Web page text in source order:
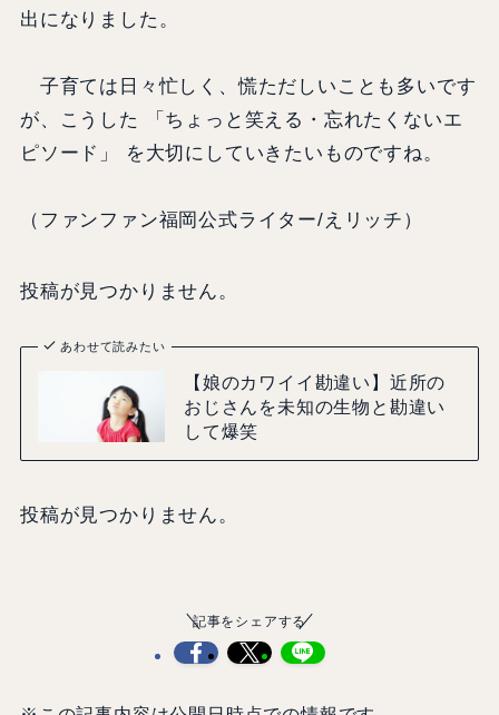
出になりました。
子育ては日々忙しく、慌ただしいことも多いです
が、こうした 「ちょっと笑える・忘れたくないエ
ピソード」 を大切にしていきたいものですね。
（ファンファン福岡公式ライター/えリッチ）
投稿が見つかりません。
あわせて読みたい
【娘のカワイイ勘違い】近所の
おじさんを未知の生物と勘違い
して爆笑
投稿が見つかりません。
記事をシェアする